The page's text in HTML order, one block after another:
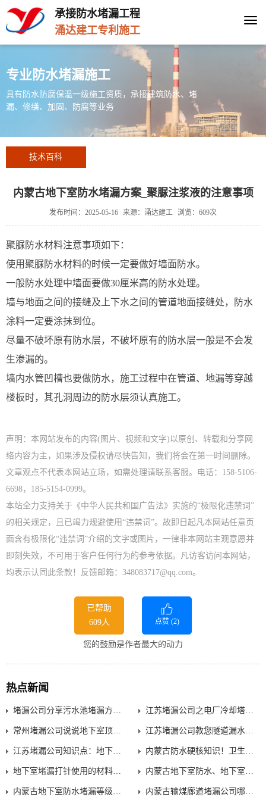
承接防水堵漏工程
涌达建工专利施工
专业防水堵漏施工
具有防水防腐保温一级施工资质，承接建筑防水、堵
漏、修缮、加固、防腐等业务
技术百科
内蒙古地下室防水堵漏方案_聚脲注浆液的注意事项
发布时间：2025-05-16 来源：涌达建工 浏览：609次
聚脲防水材料注意事项如下：
使用聚脲防水材料的时候一定要做好墙面防水。
一般防水处理中墙面要做30厘米高的防水处理。
墙与地面之间的接缝及上下水之间的管道地面接缝处，防水
涂料一定要涂抹到位。
尽量不破坏原有防水层，不破坏原有的防水层一般是不会发
生渗漏的。
墙内水管凹槽也要做防水，施工过程中在管道、地漏等穿越
楼板时，其孔洞周边的防水层须认真施工。
声明：本网站发布的内容(图片、视频和文字)以原创、转载和分享网
络内容为主，如果涉及侵权请尽快告知，我们将会在第一时间删除。
文章观点不代表本网站立场，如需处理请联系客服。电话：158-5106-
6698，185-5154-0999。
本站全力支持关于《中华人民共和国广告法》实施的“极限化违禁词”
的相关规定，且已竭力规避使用“违禁词”。故即日起凡本网站任意页
面含有极限化“违禁词”介绍的文字或图片，一律非本网站主观意愿并
即刻失效，不可用于客户任何行为的参考依据。凡访客访问本网站，
均表示认同此条款！反馈邮箱：348083717@qq.com。
已帮助
609人
点赞 (2)
您的鼓励是作者最大的动力
热点新闻
堵漏公司分享污水池堵漏方法【两种大型混凝土水池堵漏方法】 江苏堵漏公司之电厂冷却塔堵漏【电厂冷却塔渗水维修公司电话】
常州堵漏公司说说地下室顶板裂缝漏水怎么处理？专业老师傅 江苏堵漏公司教您隧道漏水怎么处理(隧道裂缝、伸缩缝漏水处理方法)
江苏堵漏公司知识点：地下管廊伸缩缝堵漏【地下管廊伸缩缝漏水处理方法】 内蒙古防水硬核知识！卫生间怎么做防水才能不返工？
地下室堵漏打针使用的材料以及防水堵漏注意事项？ 内蒙古地下室防水、地下室堵漏解决方案？附处理方法
内蒙古地下室防水堵漏等级是怎么划分的？涌达建工来聊 内蒙古输煤廊道堵漏公司哪家好？堵漏施工怎么收费